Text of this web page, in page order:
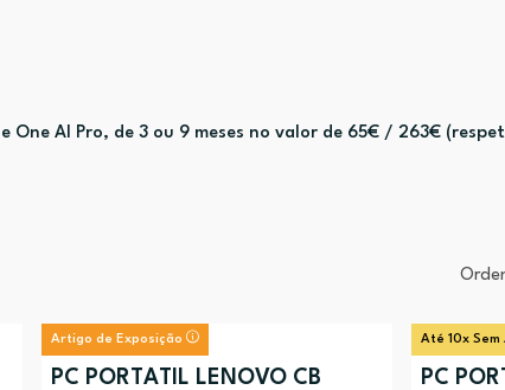
One AI Pro, de 3 ou 9 meses no valor de 65€ / 263€
Artigo de Exposição
PC PORTÁTIL LENOVO CB
Até 10x Sem
PC